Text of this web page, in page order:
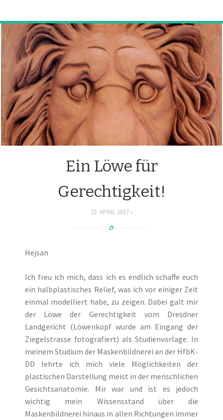
Ein Löwe für
Gerechtigkeit!
22. APRIL 2017
Hejsan
Ich freu ich mich, dass ich es endlich schaffe euch
ein halbplastisches Relief, was ich vor einiger Zeit
einmal modelliert habe, zu zeigen. Dabei galt mir
der Löwe der Gerechtigkeit vom Dresdner
Landgericht (Löwenkopf wurde am Eingang der
Ziegelstrasse fotografiert) als Studienvorlage. In
meinem Studium der Maskenbildnerei an der HfbK-
DD lehrte ich mich viele Möglichkeiten der
plastischen Darstellung meist in der menschlichen
Gesichtsanatomie. Mir war und ist es jedoch
wichtig mein Wissensstand über die
Maskenbildnerei hinaus in allen Richtungen immer